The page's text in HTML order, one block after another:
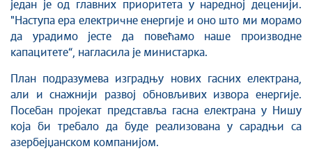
један је од главних приоритета у наредној деценији.
"Наступа ера електричне енергије и оно што ми морамо
да урадимо јесте да повећамо наше производне
капацитете“, нагласила је министарка.
План подразумева изградњу нових гасних електрана,
али и снажнији развој обновљивих извора енергије.
Посебан пројекат представља гасна електрана у Нишу
која би требало да буде реализована у сарадњи са
азербејџанском компанијом.